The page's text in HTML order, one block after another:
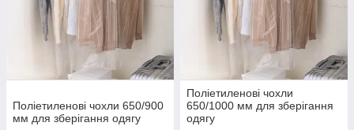
Поліетиленові чохли 650/900
мм для зберігання одягу
Поліетиленові чохли
650/1000 мм для зберігання
одягу